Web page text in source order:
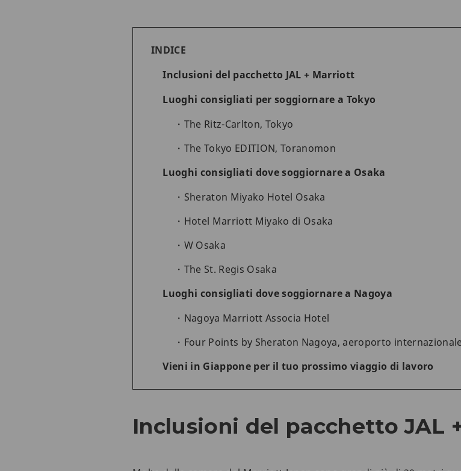
INDICE
Inclusioni del pacchetto JAL + Marriott
Luoghi consigliati per soggiornare a Tokyo
The Ritz-Carlton, Tokyo
The Tokyo EDITION, Toranomon
Luoghi consigliati dove soggiornare a Osaka
Sheraton Miyako Hotel Osaka
Hotel Marriott Miyako di Osaka
W Osaka
The St. Regis Osaka
Luoghi consigliati dove soggiornare a Nagoya
Nagoya Marriott Associa Hotel
Four Points by Sheraton Nagoya, aeroporto
Vieni in Giappone per il tuo prossimo viaggio di lavoro
Inclusioni del pacchetto JAL